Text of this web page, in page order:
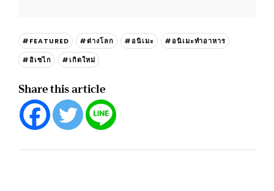
#FEATURED #ต่างโลก #อนิเมะ
#อนิเมะทำอาหาร
#อิเซไก
#เกิดใหม่
Share this article